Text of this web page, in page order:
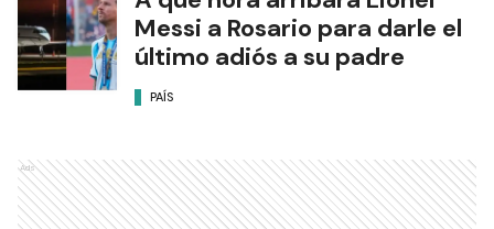
Messi a Rosario para darle el
último adiós a su padre
PAÍS
Ads